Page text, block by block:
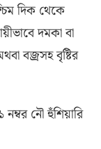
দিক থেকে
দমকা বা
বজ্রসহ বৃষ্টির
নৌ হুঁশিয়ারি